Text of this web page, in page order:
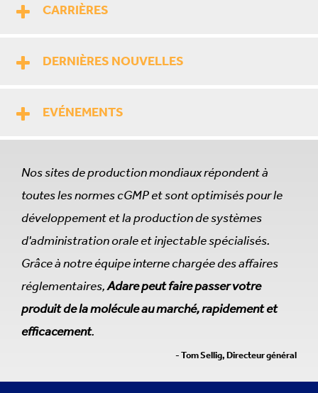
CARRIÈRES
DERNIÈRES NOUVELLES
EVÉNEMENTS
Nos sites de production mondiaux répondent à
toutes les normes cGMP et sont optimisés pour le
développement et la production de systèmes
d'administration orale et injectable spécialisés.
Grâce à notre équipe interne chargée des affaires
réglementaires,Adare peut faire passer votre
produit de la molécule au marché, rapidement et
efficacement.
- Tom Sellig, Directeur général